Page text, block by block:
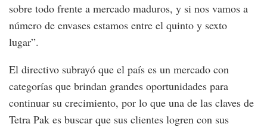
sobre todo frente a mercado maduros, y si nos vamos a
número de envases estamos entre el quinto y sexto
lugar”.
El directivo subrayó que el país es un mercado con
categorías que brindan grandes oportunidades para
continuar su crecimiento, por lo que una de las claves de
Tetra Pak es buscar que sus clientes logren con sus